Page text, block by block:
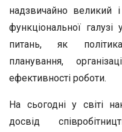
надзвичайно великий
функціональної
питань, як
планування,
ефективності роботи.
На сьогодні у світі
досвід